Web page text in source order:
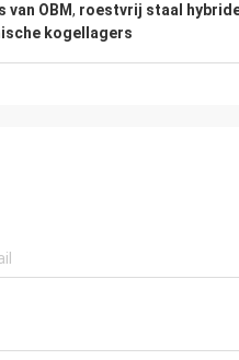
OBM, roestvrij staal
kogellagers